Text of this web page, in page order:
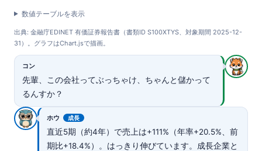
数値テーブルを表示
出典: 金融庁EDINET 有価証券報告書（書類ID S100XTYS、対象期間 2025-12-
31）。グラフはChart.jsで描画。
コン
先輩、この会社ってぶっちゃけ、ちゃんと儲かって
るんすか？
ホウ 成長
直近5期（約4年）で売上は+111%（年率+20.5%、前
期比+18.4%）。はっきり伸びています。成長企業と